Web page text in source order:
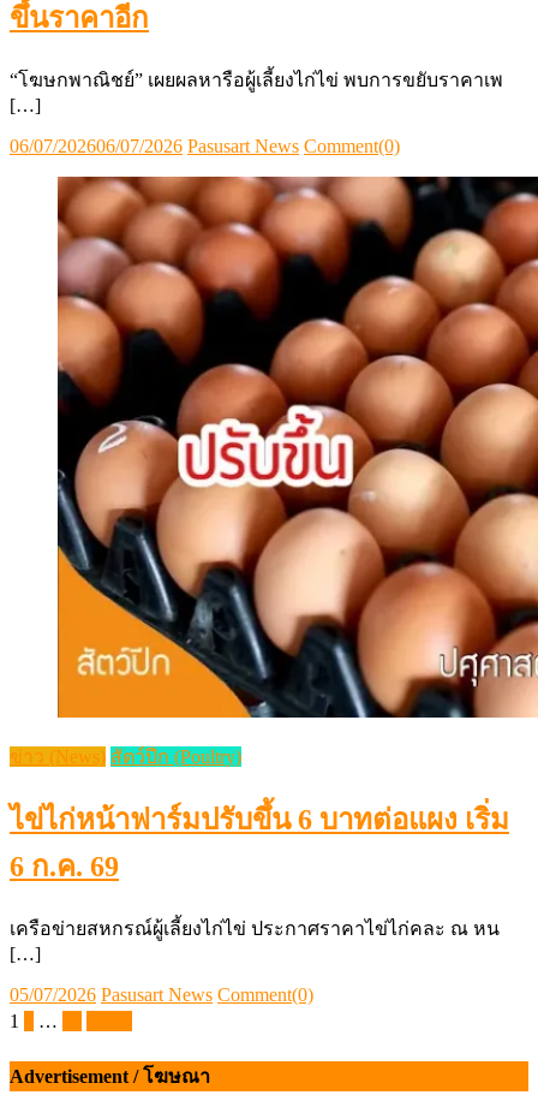
ขึ้นราคาอีก
“โฆษกพาณิชย์” เผยผลหารือผู้เลี้ยงไก่ไข่ พบการขยับราคาเพ
[…]
Posted
06/07/202606/07/2026 Author
Pasusart News Comment(0)
ข่าว (News) สัตว์ปีก (Poultry)
ไข่ไก่หน้าฟาร์มปรับขึ้น 6 บาทต่อแผง เริ่ม
6 ก.ค. 69
เครือข่ายสหกรณ์ผู้เลี้ยงไก่ไข่ ประกาศราคาไข่ไก่คละ ณ หน
[…]
Posted
on
05/07/2026 Author
Pasusart News Comment(0)
Posts
1 …
Advertisement / โฆษณา